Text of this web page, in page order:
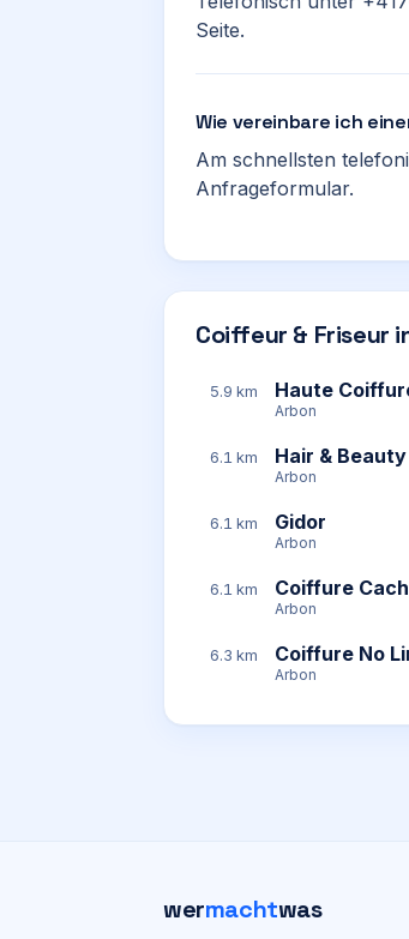
Seite.
Wie vereinbare ich
Am schnellsten
Anfrageformular.
Coiffeur & Friseur
5.9 km Haute
Arbon
6.1 km Hair & Beauty
Arbon
6.1 km Gidor
Arbon
6.1 km Coiffure
Arbon
6.3 km Coiffure No
Arbon
wermachtwas